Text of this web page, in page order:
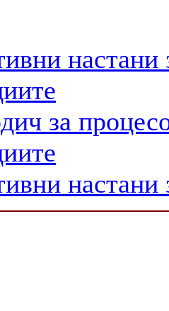
настани
за
настани